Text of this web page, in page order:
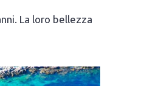
La loro bellezza